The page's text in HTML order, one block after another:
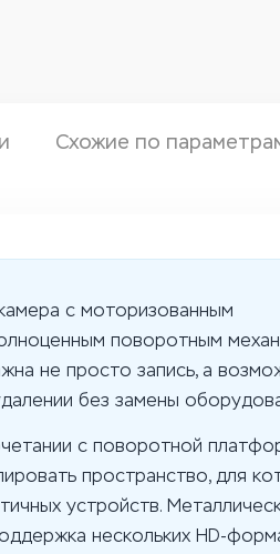
Схожие по
с моторизованным
поворотным
не просто запись, а
без замены
с поворотной
пространство, для
устройств.
нескольких HD-